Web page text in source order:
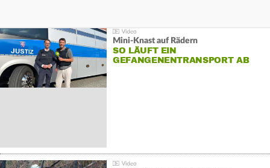
Mini-Knast auf Rädern
SO LÄUFT EIN
GEFANGENENTRANSPORT AB